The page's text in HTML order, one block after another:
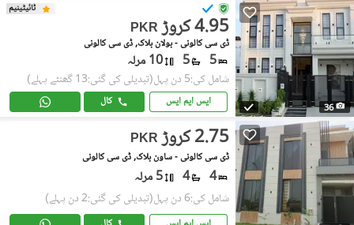
36
ٹائیٹینیم
PKR 4.95 کروڑ
ڈی سی کالونی - بولان بلاک, ڈی سی کالونی
5
5 10 مرلہ
شامل کی:5 دن پہل (تبدیلی کی گئی:13 گھنٹے پہلے)
ایس ایم ایس کال
PKR 2.75 کروڑ
ڈی سی کالونی - ساون بلاک, ڈی سی کالونی
4
4 5 مرلہ
شامل کی:6 دن پہل (تبدیلی کی گئی:2 دن پہلے)